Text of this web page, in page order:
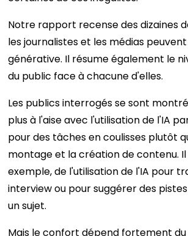
Notre rapport recense des dizaines
les journalistes et les médias
générative. Il résume également le
du public face à chacune d'elles.
Les publics interrogés se sont
plus à l'aise avec l'utilisation de l'IA
pour des tâches en coulisses plutôt
montage et la création de contenu.
exemple, de l'utilisation de l'IA pour
interview ou pour suggérer des
un sujet.
Mais le confort dépend fortement